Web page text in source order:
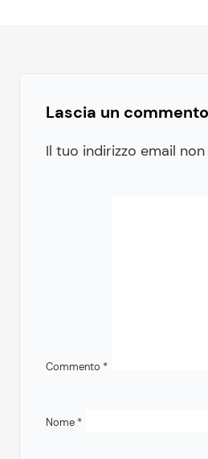
Lascia un commento
Il tuo indirizzo email
Commento *
Nome *